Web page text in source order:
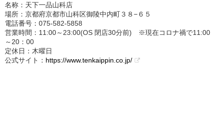
名称：天下一品山科店
場所：京都府京都市山科区御陵中内町３８−６５
電話番号：075-582-5858
営業時間：11:00～23:00(OS 閉店30分前) ※現在コロナ禍で11:00
～20：00
定休日：木曜日
公式サイト： https://www.tenkaippin.co.jp/